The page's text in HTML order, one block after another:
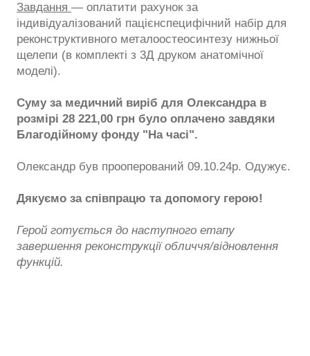
Завдання — оплатити рахунок за
індивідуалізований пацієнспецифічний набір для
реконструктивного металоостеосинтезу нижньої
щелепи (в комплекті з 3Д друком анатомічної
моделі).
Суму за медичний виріб для Олександра в
розмірі 28 221,00 грн було оплачено завдяки
Благодійному фонду "На часі".
Олександр був прооперований 09.10.24р. Одужує.
Дякуємо за співпрацю та допомогу герою!
Герой готується до наступного етапу
завершення реконструкції обличчя/відновлення
функцій.